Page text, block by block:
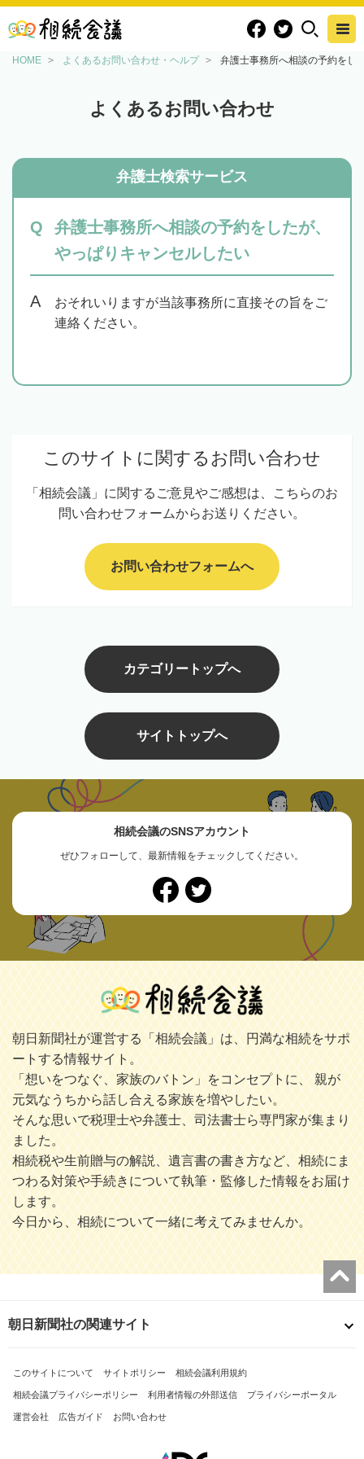
HOME よくあるお問い合わせ・ヘルプ 弁護士事務所へ相談の予約をし
よくあるお問い合わせ
弁護士検索サービス
弁護士事務所へ相談の予約をしたが、
やっぱりキャンセルしたい
おそれいりますが当該事務所に直接その旨をご
連絡ください。
このサイトに関するお問い合わせ
「相続会議」に関するご意見やご感想は、こちらのお
問い合わせフォームからお送りください。
お問い合わせフォームへ
カテゴリートップへ
サイトトップへ
相続会議のSNSアカウント
ぜひフォローして、最新情報をチェックしてください。
朝日新聞社が運営する「相続会議」は、円満な相続をサポ
ートする情報サイト。
「想いをつなぐ、家族のバトン」をコンセプトに、 親が
元気なうちから話し合える家族を増やしたい。
そんな思いで税理士や弁護士、司法書士ら専門家が集まり
ました。
相続税や生前贈与の解説、遺言書の書き方など、相続にま
つわる対策や手続きについて執筆・監修した情報をお届け
します。
今日から、相続について一緒に考えてみませんか。
朝日新聞社の関連サイト
このサイトについて サイトポリシー 相続会議利用規約
相続会議プライバシーポリシー 利用者情報の外部送信 プライバシーポータル
運営会社 広告ガイド お問い合わせ